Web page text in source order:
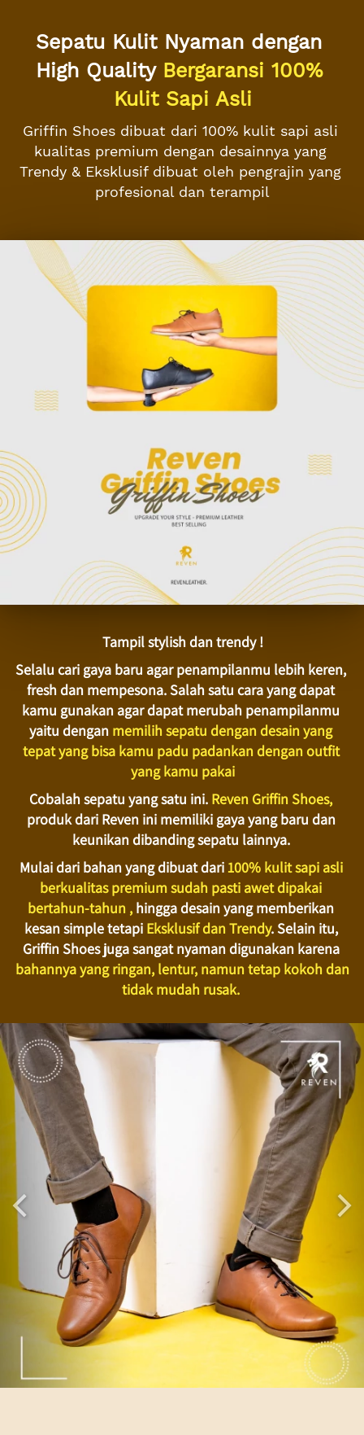
Sepatu Kulit Nyaman dengan
High Quality Bergaransi 100%
Kulit Sapi Asli
Griffin Shoes dibuat dari 100% kulit sapi asli
kualitas premium dengan desainnya yang
Trendy & Eksklusif dibuat oleh pengrajin yang
profesional dan terampil
Tampil stylish dan trendy !
Selalu cari gaya baru agar penampilanmu lebih keren,
fresh dan mempesona. Salah satu cara yang dapat
kamu gunakan agar dapat merubah penampilanmu
yaitu dengan memilih sepatu dengan desain yang
tepat yang bisa kamu padu padankan dengan outfit
yang kamu pakai
Cobalah sepatu yang satu ini. Reven Griffin Shoes,
produk dari Reven ini memiliki gaya yang baru dan
keunikan dibanding sepatu lainnya.
Mulai dari bahan yang dibuat dari 100% kulit sapi asli
berkualitas premium sudah pasti awet dipakai
bertahun-tahun , hingga desain yang memberikan
kesan simple tetapi Eksklusif dan Trendy. Selain itu,
Griffin Shoes juga sangat nyaman digunakan karena
bahannya yang ringan, lentur, namun tetap kokoh dan
tidak mudah rusak.